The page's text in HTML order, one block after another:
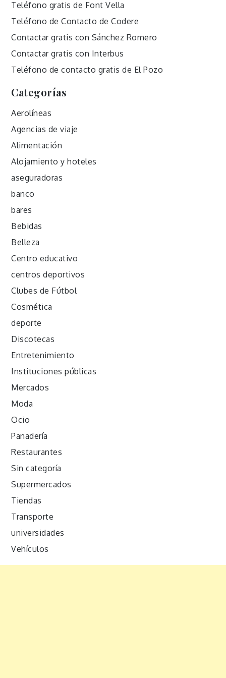
Teléfono gratis de Font Vella
Teléfono de Contacto de Codere
Contactar gratis con Sánchez Romero
Contactar gratis con Interbus
Teléfono de contacto gratis de El Pozo
Categorías
Aerolíneas
Agencias de viaje
Alimentación
Alojamiento y hoteles
aseguradoras
banco
bares
Bebidas
Belleza
Centro educativo
centros deportivos
Clubes de Fútbol
Cosmética
deporte
Discotecas
Entretenimiento
Instituciones públicas
Mercados
Moda
Ocio
Panadería
Restaurantes
Sin categoría
Supermercados
Tiendas
Transporte
universidades
Vehículos